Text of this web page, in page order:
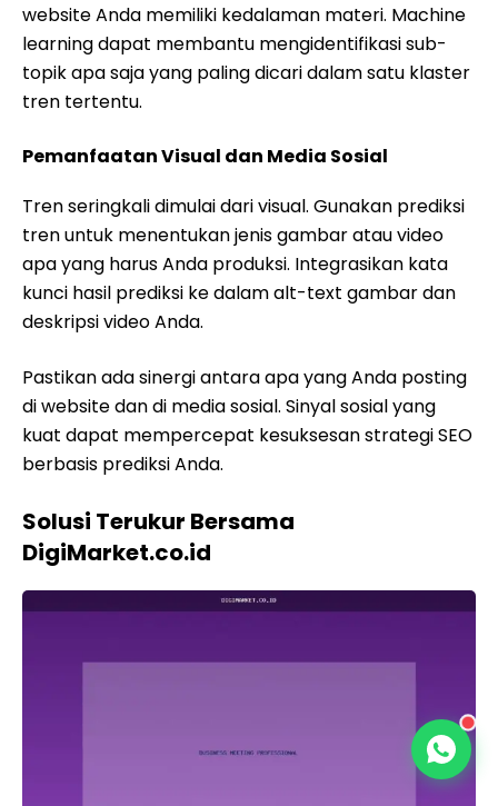
website Anda memiliki kedalaman materi. Machine
learning dapat membantu mengidentifikasi sub-
topik apa saja yang paling dicari dalam satu klaster
tren tertentu.
Pemanfaatan Visual dan Media Sosial
Tren seringkali dimulai dari visual. Gunakan prediksi
tren untuk menentukan jenis gambar atau video
apa yang harus Anda produksi. Integrasikan kata
kunci hasil prediksi ke dalam alt-text gambar dan
deskripsi video Anda.
Pastikan ada sinergi antara apa yang Anda posting
di website dan di media sosial. Sinyal sosial yang
kuat dapat mempercepat kesuksesan strategi SEO
berbasis prediksi Anda.
Solusi Terukur Bersama
DigiMarket.co.id